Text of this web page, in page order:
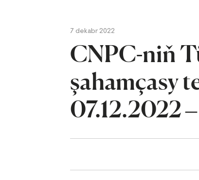
7 dekabr 2022
CNPC-niň
şahamçasy
07.12.2022